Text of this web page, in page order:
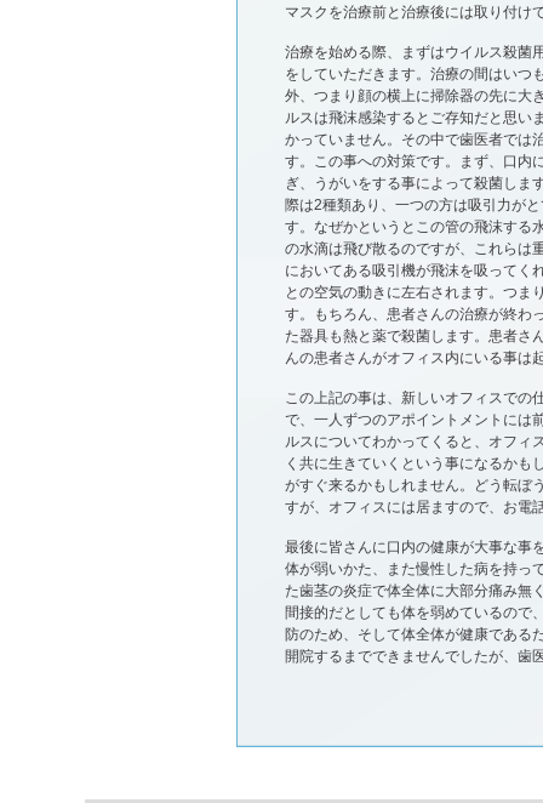
マスクを治療前と治療後には取り付け
治療を始める際、まずはウイルス殺菌
をしていただきます。治療の間はいつ
外、つまり顔の横上に掃除器の先に大
ルスは飛沫感染するとご存知だと思い
かっていません。その中で歯医者では
す。この事への対策です。まず、口内
ぎ、うがいをする事によって殺菌しま
際は2種類あり、一つの方は吸引力が
す。なぜかというとこの管の飛沫する
の水滴は飛び散るのですが、これらは
においてある吸引機が飛沫を吸ってく
との空気の動きに左右されます。つま
す。もちろん、患者さんの治療が終わ
た器具も熱と薬で殺菌します。患者さ
んの患者さんがオフィス内にいる事は
この上記の事は、新しいオフィスでの
で、一人ずつのアポイントメントには
ルスについてわかってくると、オフィ
く共に生きていくという事になるかも
がすぐ来るかもしれません。どう転ぼ
すが、オフィスには居ますので、お電
最後に皆さんに口内の健康が大事な事
体が弱いかた、また慢性した病を持っ
た歯茎の炎症で体全体に大部分痛み無
間接的だとしても体を弱めているので
防のため、そして体全体が健康である
開院するまでできませんでしたが、歯